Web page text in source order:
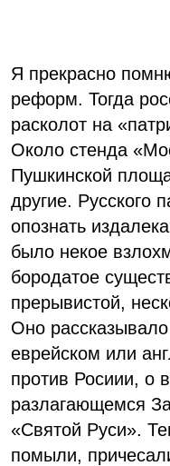
Я прекрасно
реформ. Тогда
расколот на
Около стенда
Пушкинской
другие. Русского
опознать
было некое
бородатое
прерывистой,
Оно
еврейском или
против Росиии, о
разлагающемся
«Святой Руси».
помыли,